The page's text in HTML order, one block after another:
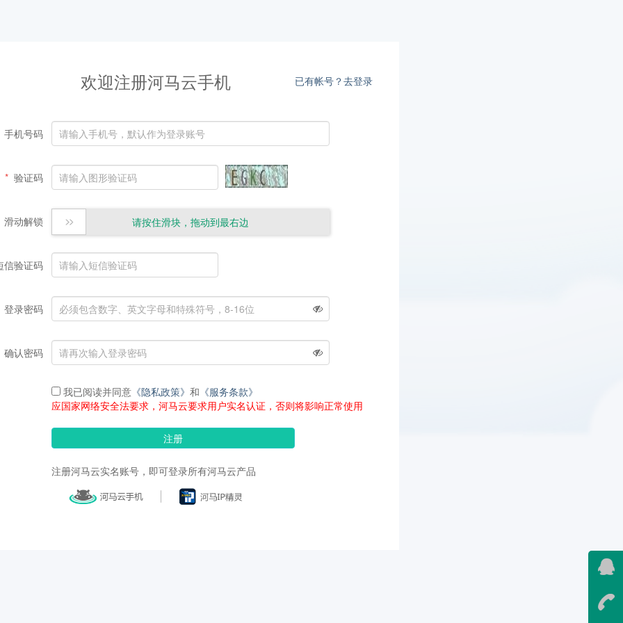
欢迎注册河马云手机 已有帐号？去登录
手机号码
验证码
滑动解锁 请按住滑块，拖动到最右边
验证码
登录密码
确认密码
我已阅读并同意 《隐私政策》 和 《服务条款》
应国家网络安全法要求，河马云要求用户实名认证，否则将影响正常使用
注册
注册河马云实名账号，即可登录所有河马云产品
在线
在